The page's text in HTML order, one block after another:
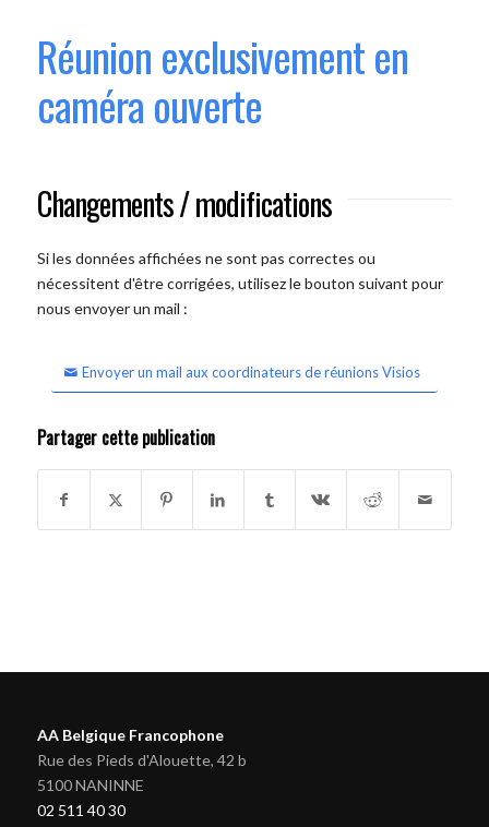
Réunion exclusivement en
caméra ouverte
Changements / modifications
Si les données affichées ne sont pas correctes ou
nécessitent d'être corrigées, utilisez le bouton suivant pour
nous envoyer un mail :
Envoyer un mail aux coordinateurs de réunions Visios
Partager cette publication
AA Belgique Francophone
Rue des Pieds d'Alouette, 42 b
5100 NANINNE
02 511 40 30